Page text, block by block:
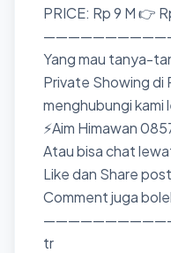
PRICE: Rp 9 M 👉
Yang mau tanya-
Private Showing di
menghubungi kami
⚡Aim Himawan
Atau bisa chat
Like dan Share
Comment juga
tr